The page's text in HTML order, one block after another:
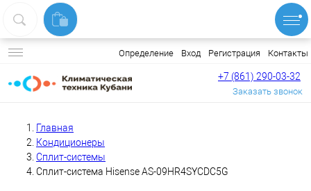
Определение Вход Регистрация Контакты
+7 (861) 290-03-32
Заказать звонок
Главная
Кондиционеры
Сплит-системы
Сплит-система Hisense AS-09HR4SYCDC5G